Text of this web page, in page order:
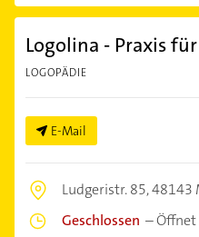
Logolina - Praxis
LOGOPÄDIE
E-Mail
Ludgeristr. 85,48143
Geschlossen –Öffnet